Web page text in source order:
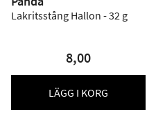
Lakritsstång Hallon - 32 g
8,00
LÄGG I KORG